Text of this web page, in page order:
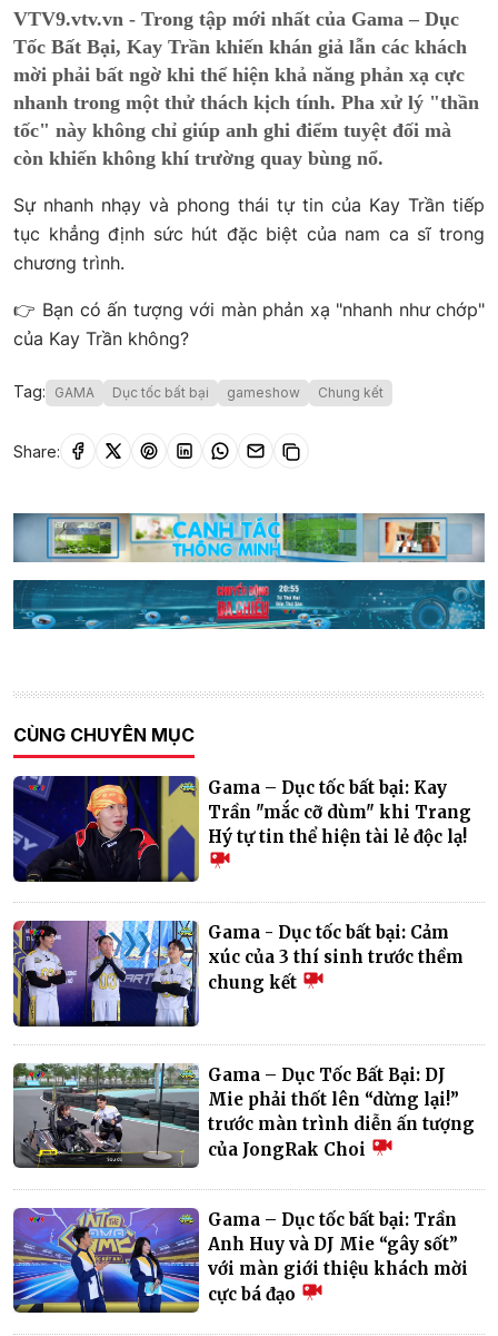
Time
VTV9.vtv.vn - Trong tập mới nhất của Gama – Dục
Tốc Bất Bại, Kay Trần khiến khán giả lẫn các khách
mời phải bất ngờ khi thể hiện khả năng phản xạ cực
nhanh trong một thử thách kịch tính. Pha xử lý "thần
tốc" này không chỉ giúp anh ghi điểm tuyệt đối mà
còn khiến không khí trường quay bùng nổ.
Sự nhanh nhạy và phong thái tự tin của Kay Trần tiếp
tục khẳng định sức hút đặc biệt của nam ca sĩ trong
chương trình.
👉 Bạn có ấn tượng với màn phản xạ "nhanh như chớp"
của Kay Trần không?
Tag: GAMA Dục tốc bất bại gameshow Chung kết
Share:
CÙNG CHUYÊN MỤC
Gama – Dục tốc bất bại: Kay
Trần "mắc cỡ dùm" khi Trang
Hý tự tin thể hiện tài lẻ độc lạ!
Gama - Dục tốc bất bại: Cảm
xúc của 3 thí sinh trước thềm
chung kết
Gama – Dục Tốc Bất Bại: DJ
Mie phải thốt lên “dừng lại!”
trước màn trình diễn ấn tượng
của JongRak Choi
Gama – Dục tốc bất bại: Trần
Anh Huy và DJ Mie “gây sốt”
với màn giới thiệu khách mời
cực bá đạo